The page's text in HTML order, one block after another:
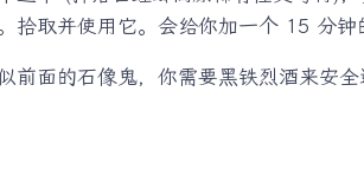
拾取并使用它。会给你加一个 15 分
前面的石像鬼，你需要黑铁烈酒来安